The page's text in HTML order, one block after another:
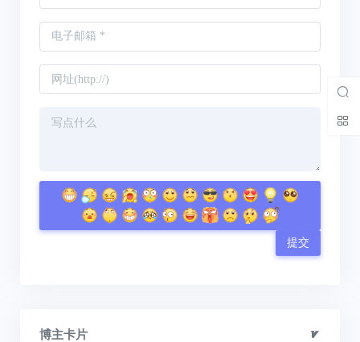
提交
博主卡片